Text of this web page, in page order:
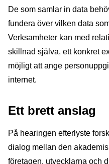
De som samlar in data
fundera över vilken data
Verksamheter kan med
skillnad själva, ett konkret
möjligt att ange
internet.
Ett brett anslag
På hearingen efterlyste
dialog mellan den
företagen, utvecklarna och